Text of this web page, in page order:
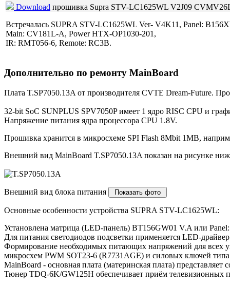
Download прошивка Supra STV-LC1625WL V2J09
Встречалась SUPRA STV-LC1625WL Ver- V4K11, Panel:
Main: CV181L-A, Power HTX-OP1030-201,
IR: RMT056-6, Remote: RC3B.
Дополнительно по ремонту MainBoard
Плата T.SP7050.13A от производителя CVTE Dream-Future.
32-bit SoC SUNPLUS SPV7050P имеет 1 ядро RISC CPU и
Напряжение питания ядра процессора CPU 1.8V.
Прошивка хранится в микросхеме SPI Flash 8Mbit 1MB,
Внешний вид MainBoard T.SP7050.13A показан на рисунке
Внешний вид блока питания
Основные особенности устройства SUPRA STV-LC1625WL:
Установлена матрица (LED-панель) BT156GW01 V.A или
Для питания светодиодов подсветки применяется LED-
Формирование необходимых питающих напряжений для всех
микросхем PWM SOT23-6 (R7731AGE) и силовых ключей
MainBoard - основная плата (материнская плата)
Тюнер TDQ-6K/GW125H обеспечивает приём телевизионных